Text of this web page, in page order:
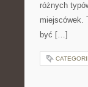
różnych
miejscówek.
być […]